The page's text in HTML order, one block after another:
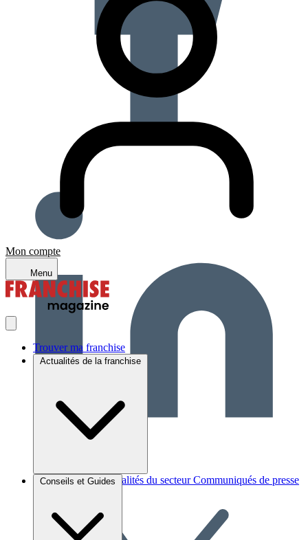
Mon compte
Menu
Trouver ma franchise
Actualités de la franchise
Brèves et actus Actualités du secteur Communiqués de presse
Conseils et Guides